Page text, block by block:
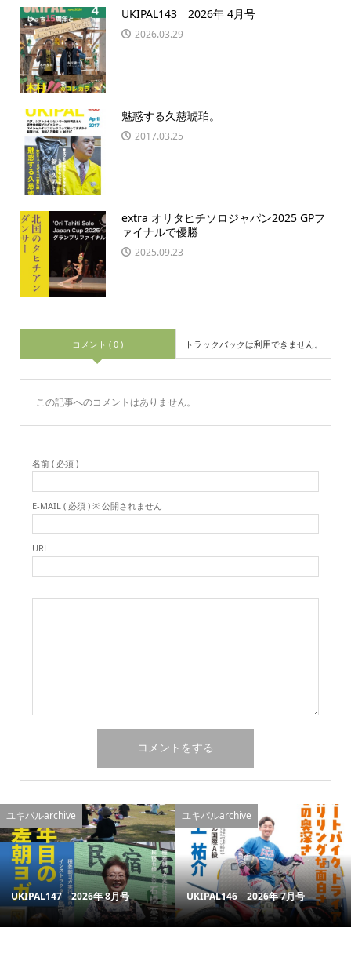
UKIPAL143 2026年 4月号
2026.03.29
魅惑する久慈琥珀。
2017.03.25
extra オリタヒチソロジャパン2025 GPフ
ァイナルで優勝
2025.09.23
コメント ( 0 ) トラックバックは利用できません。
この記事へのコメントはありません。
名前 ( 必須 )
E-MAIL ( 必須 ) ※ 公開されません
URL
ユキパルarchive
UKIPAL147 2026年 8月号
ユキパルarchive
UKIPAL146 2026年 7月号